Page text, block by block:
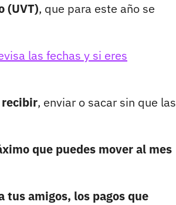
(UVT), que para este año se
las fechas y si eres
recibir, enviar o sacar sin que las
que puedes mover al mes
amigos, los pagos que